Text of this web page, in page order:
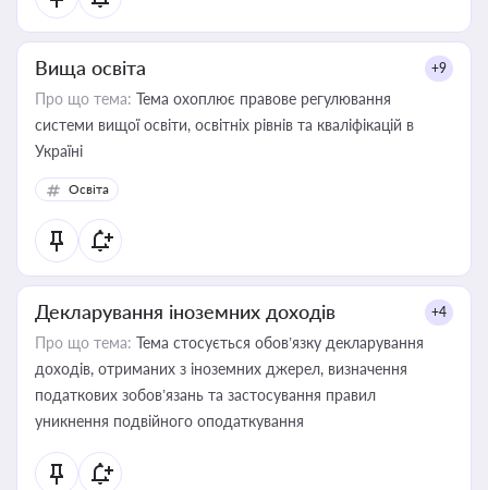
Вища освіта +9
Про що тема: Тема охоплює правове регулювання
системи вищої освіти, освітніх рівнів та кваліфікацій в
Україні
Освіта
Декларування іноземних доходів +4
Про що тема: Тема стосується обов’язку декларування
доходів, отриманих з іноземних джерел, визначення
податкових зобов’язань та застосування правил
уникнення подвійного оподаткування